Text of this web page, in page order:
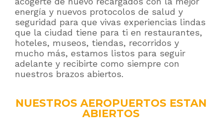
energía y nuevos protocolos de salud y
seguridad para que vivas experiencias lindas
que la ciudad tiene para ti en restaurantes,
hoteles, museos, tiendas, recorridos y
mucho más, estamos listos para seguir
adelante y recibirte como siempre con
nuestros brazos abiertos.
NUESTROS AEROPUERTOS ESTAN
ABIERTOS